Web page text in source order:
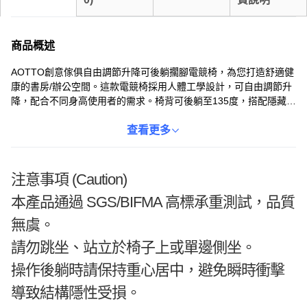
商品概述
AOTTO創意傢俱自由調節升降可後躺擱腳電競椅，為您打造舒適健
康的書房/辦公空間。這款電競椅採用人體工學設計，可自由調節升
降，配合不同身高使用者的需求。椅背可後躺至135度，搭配隱藏式
手提供額外支撐，五爪尼龍椅腳穩固耐用，讓您使用。白粉、白黑
查看更多
注意事項 (Caution)
本產品通過 SGS/BIFMA 高標承重測試，品質
無虞。
請勿跳坐、站立於椅子上或單邊側坐。
操作後躺時請保持重心居中，避免瞬時衝擊
導致結構隱性受損。